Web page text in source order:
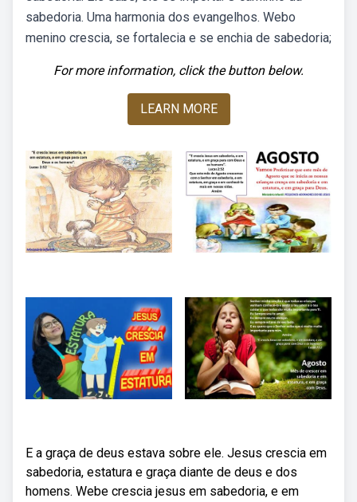
sabedoria. Uma harmonia dos evangelhos. Webo
menino crescia, se fortalecia e se enchia de sabedoria;
For more information, click the button below.
LEARN MORE
E a graça de deus estava sobre ele. Jesus crescia em
sabedoria, estatura e graça diante de deus e dos
homens. Webe crescia jesus em sabedoria, e em